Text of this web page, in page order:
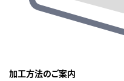
加工方法のご案内